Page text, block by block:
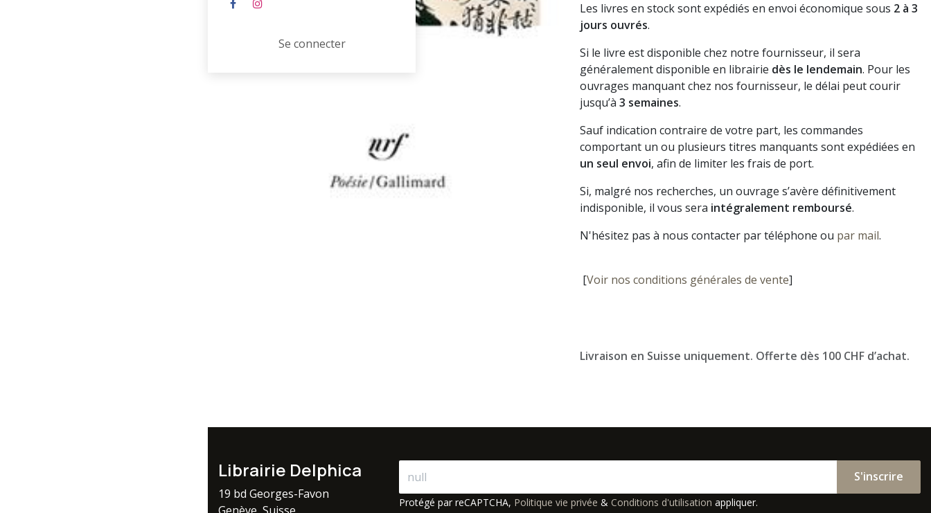
Se connecter
Les livres en stock sont expédiés en envoi économique sous 2 à 3
jours ouvrés.
Si le livre est disponible chez notre fournisseur, il sera
généralement disponible en librairie dès le lendemain. Pour les
ouvrages manquant chez nos fournisseur, le délai peut courir
jusqu’à 3 semaines.
Sauf indication contraire de votre part, les commandes
comportant un ou plusieurs titres manquants sont expédiées en
un seul envoi, afin de limiter les frais de port.
Si, malgré nos recherches, un ouvrage s’avère définitivement
indisponible, il vous sera intégralement remboursé.
N'hésitez pas à nous contacter par téléphone ou par mail.
[Voir nos conditions générales de vente]
Livraison en Suisse uniquement. Offerte dès 100 CHF d’achat.
Librairie Delphica
19 bd Georges-Favon
Genève, Suisse
S'inscrire
Protégé par reCAPTCHA, Politique vie privée & Conditions d'utilisation appliquer.